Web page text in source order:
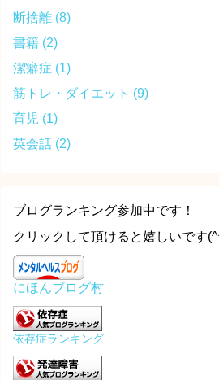
断捨離 (8)
書籍 (2)
潔癖症 (1)
筋トレ・ダイエット (9)
育児 (1)
英会話 (2)
ブログランキング参加中です！
クリックして頂けると嬉しいです
にほんブログ村
依存症ランキング